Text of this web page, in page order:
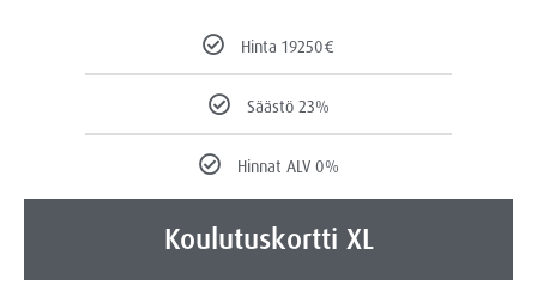
Hinta 19250€
Säästö 23%
Hinnat ALV 0%
Koulutuskortti XL